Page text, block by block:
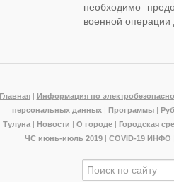
необходимо
военной
Главная|
Информация по
персональных данных| Программы|
Тулуна| Новости О городе|
Городская
ЧС июнь-июль 2019| COVID-19 ИНФО